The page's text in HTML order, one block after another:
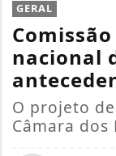
GERAL
nacional
O projeto
Câmara dos